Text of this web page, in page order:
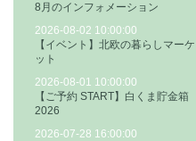
8月のインフォメーション
2026-08-02 10:00:00
【イベント】北欧の暮らしマーケ
ット
2026-08-01 10:00:00
【ご予約 START】白くま貯金箱
2026
2026-07-28 16:00:00